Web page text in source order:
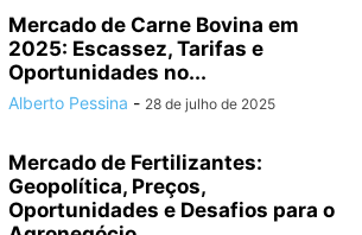
Mercado de Carne Bovina em
2025: Escassez, Tarifas e
Oportunidades no...
Alberto Pessina - 28 de julho de 2025
Mercado de Fertilizantes:
Geopolítica, Preços,
Oportunidades e Desafios para o